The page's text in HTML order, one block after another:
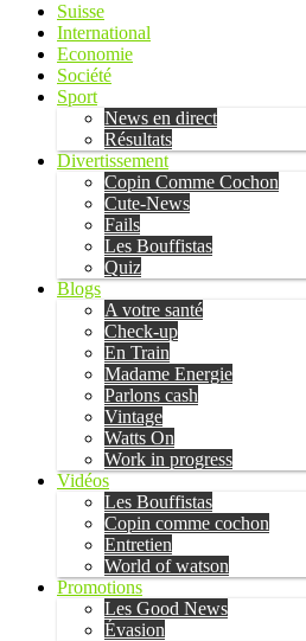
Suisse
International
Economie
Société
Sport
News en direct
Résultats
Divertissement
Copin Comme Cochon
Cute-News
Fails
Les Bouffistas
Quiz
Blogs
A votre santé
Check-up
En Train
Madame Energie
Parlons cash
Vintage
Watts On
Work in progress
Vidéos
Les Bouffistas
Copin comme cochon
Entretien
World of watson
Promotions
Les Good News
Évasion